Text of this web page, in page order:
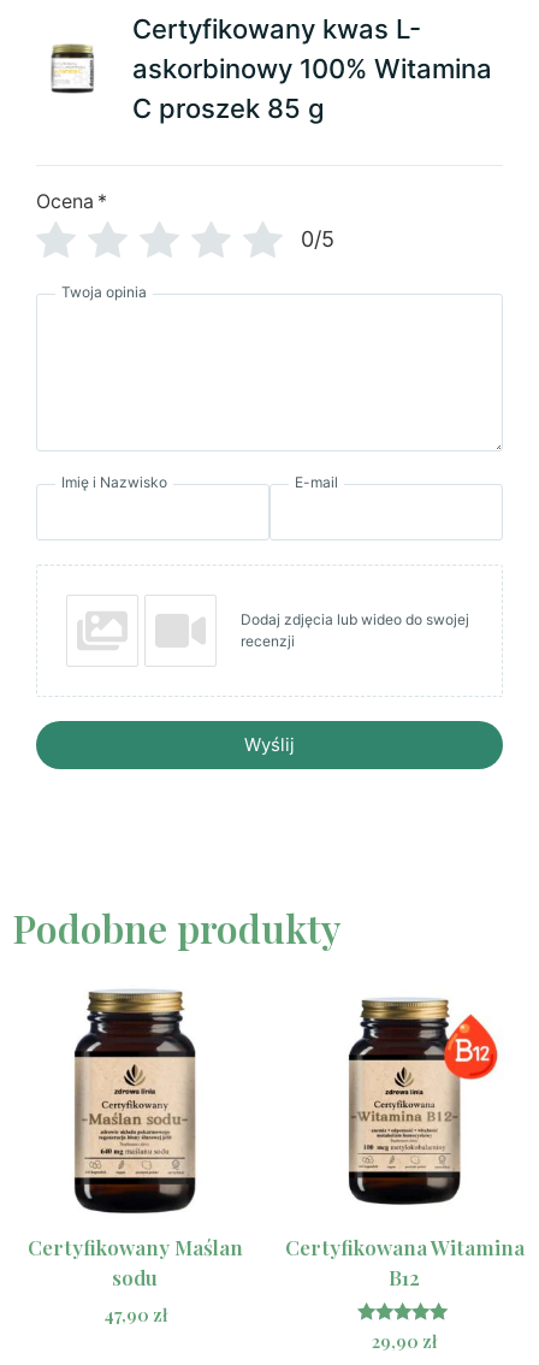
Certyfikowany kwas L-
askorbinowy 100% Witamina
C proszek 85 g
Ocena *
0/5
Twoja opinia
Imię i Nazwisko E-mail
Dodaj zdjęcia lub wideo do swojej
recenzji
Wyślij
Podobne produkty
Certyfikowany Maślan
sodu
47,90 zł
Certyfikowana Witamina
B12
Oceniono
5.00
29,90 zł